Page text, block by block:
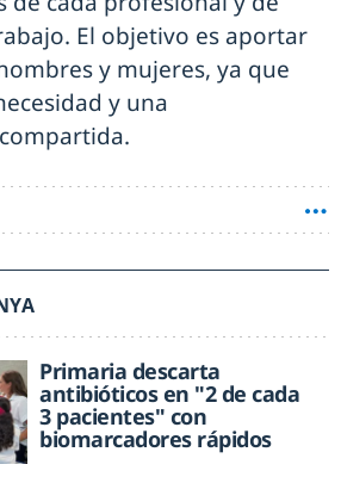
El objetivo es aportar
y mujeres, ya que
y una
Primaria descarta
antibióticos en "2 de cada
3 pacientes" con
biomarcadores rápidos